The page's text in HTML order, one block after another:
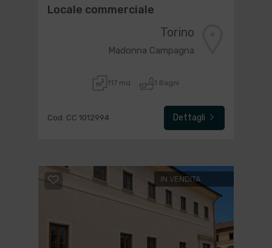
Locale commerciale
Torino
Madonna Campagna
117 mq 1 Bagni
Cod. CC 1012994 Dettagli
IN VENDITA